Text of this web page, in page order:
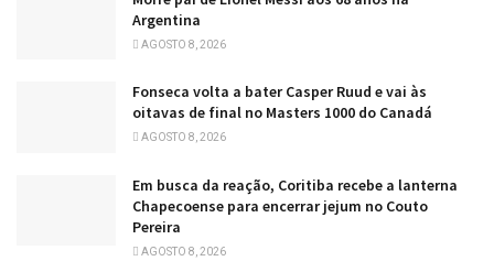
Argentina
AGOSTO 8, 2026
Fonseca volta a bater Casper Ruud e vai às
oitavas de final no Masters 1000 do Canadá
AGOSTO 8, 2026
Em busca da reação, Coritiba recebe a lanterna
Chapecoense para encerrar jejum no Couto
Pereira
AGOSTO 8, 2026